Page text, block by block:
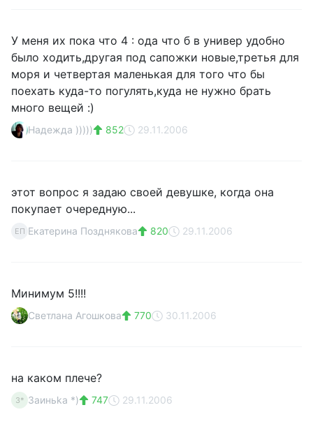
У меня их пока что 4 : ода что б в универ удобно
было ходить,другая под сапожки новые,третья для
моря и четвертая маленькая для того что бы
поехать куда-то погулять,куда не нужно брать
много вещей :)
Надежда ))))) 852 29.11.2006
этот вопрос я задаю своей девушке, когда она
покупает очередную...
ЕП Екатерина Позднякова 820 29.11.2006
Минимум 5!!!!
Светлана Агошкова 770 30.11.2006
на каком плече?
З* Заиньkа *) 747 29.11.2006